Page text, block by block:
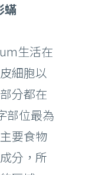
蟎
生活在
細胞以
分都在
部位最為
要食物
分，所